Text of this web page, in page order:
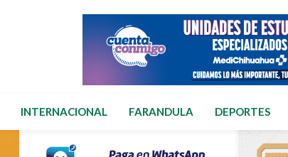
INTERNACIONAL FARANDULA DEPORTES